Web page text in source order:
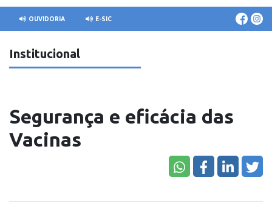
Covid
OUVIDORIA E-SIC
Institucional
Segurança e eficácia das
Vacinas